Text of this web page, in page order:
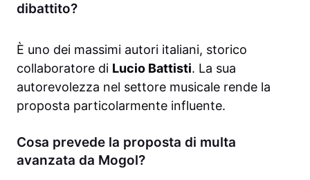
dibattito?
È uno dei massimi autori italiani, storico
collaboratore di Lucio Battisti. La sua
autorevolezza nel settore musicale rende la
proposta particolarmente influente.
Cosa prevede la proposta di multa
avanzata da Mogol?